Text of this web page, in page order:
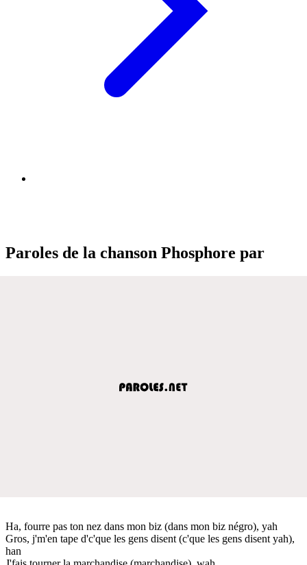
Paroles de la chanson Phosphore par
Ha, fourre pas ton nez dans mon biz (dans mon biz négro), yah
Gros, j'm'en tape d'c'que les gens disent (c'que les gens disent yah),
han